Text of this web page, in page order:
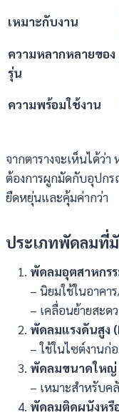
เหมาะกับงาน
ความหลากหลายของ
รุ่น
ความพร้อมใช้งาน
จากตารางจะเห็นได้ว่
ต้องการผูกมัดกับอุปก
ยืดหยุ่นและคุ้มค่ากว่า
ประเภทพัดลมที่
พัดลมอุตสาหกร
– นิยมใช้ในอาคา
– เคลื่อนย้ายสะด
พัดลมแรงดันสูง (
– ใช้ในไซต์งานก่
พัดลมขนาดใหญ่
– เหมาะสำหรับ
พัดลมติดผนังหรื